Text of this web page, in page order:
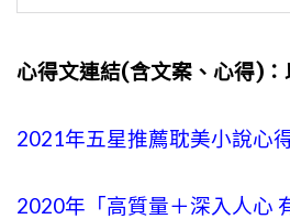
心得文連結(含文案、心得)
2021年五星推薦耽美小說心
2020年「高質量＋深入人心